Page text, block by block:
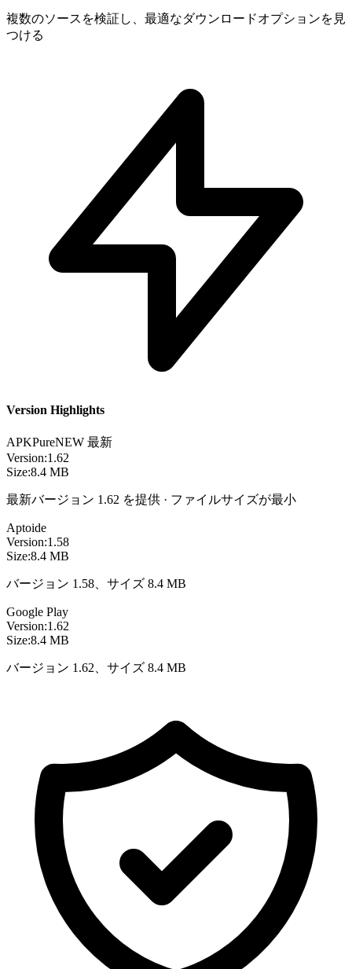
複数のソースを検証し、最適なダウンロードオプションを見
つける
Version Highlights
APKPureNEW 最新
Version:1.62
Size:8.4 MB
最新バージョン 1.62 を提供 · ファイルサイズが最小
Aptoide
Version:1.58
Size:8.4 MB
バージョン 1.58、サイズ 8.4 MB
Google Play
Version:1.62
Size:8.4 MB
バージョン 1.62、サイズ 8.4 MB